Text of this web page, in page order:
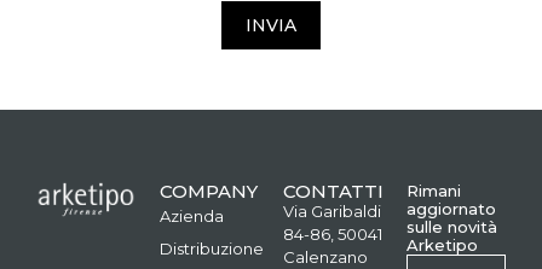
INVIA
COMPANY
Azienda
Distribuzione
CONTATTI
Via Garibaldi
84-86, 50041
Calenzano
Rimani
aggiornato
sulle novità
Arketipo